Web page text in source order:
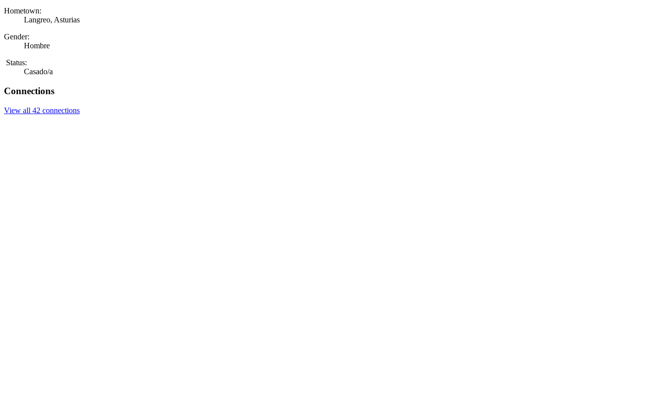
Hometown:
Langreo, Asturias
Gender:
Hombre
Status:
Casado/a
Connections
View all 42 connections